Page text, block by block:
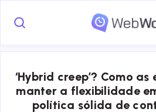
‘Hybrid creep’? Como
manter a flexibilidade
política sólida de